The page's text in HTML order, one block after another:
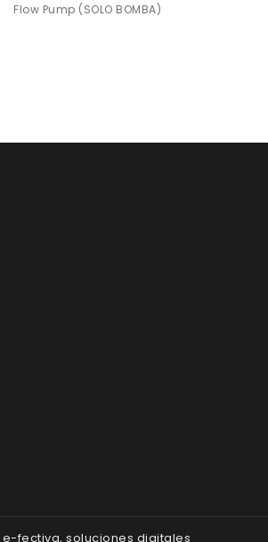
Flow Pump (SOLO BOMBA)
e-fectiva, soluciones digitales